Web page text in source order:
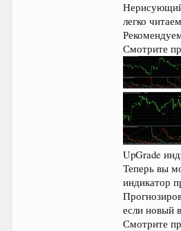
легко
Смотрите
UpGrade
Теперь вы
индикатор
если новый
Смотрите